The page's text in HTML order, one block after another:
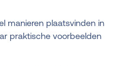
manieren plaatsvinden in
praktische voorbeelden